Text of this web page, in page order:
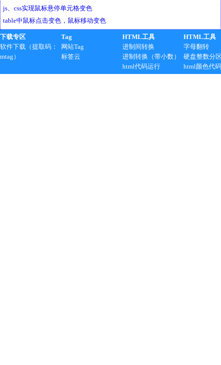
js、css实现鼠标悬停单元格变色
table中鼠标点击变色，鼠标移动变色
下载专区
软件下载（提取码：
mtag）
Tag
网站Tag
标签云
HTML工具
进制间转换
进制转换（带小数）
html代码运行
HTML工具
字母翻转
硬盘整数分
html颜色代码